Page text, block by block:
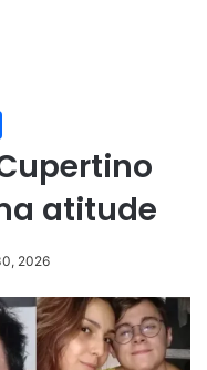
atitude
2026